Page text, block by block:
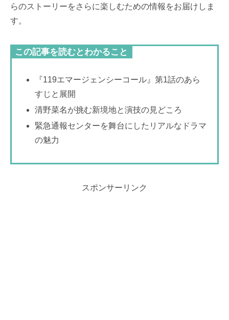
らのストーリーをさらに楽しむための情報をお届けしま
す。
この記事を読むとわかること
『119エマージェンシーコール』第1話のあら
すじと展開
清野菜名が挑む新境地と演技の見どころ
緊急通報センターを舞台にしたリアルなドラマ
の魅力
スポンサーリンク